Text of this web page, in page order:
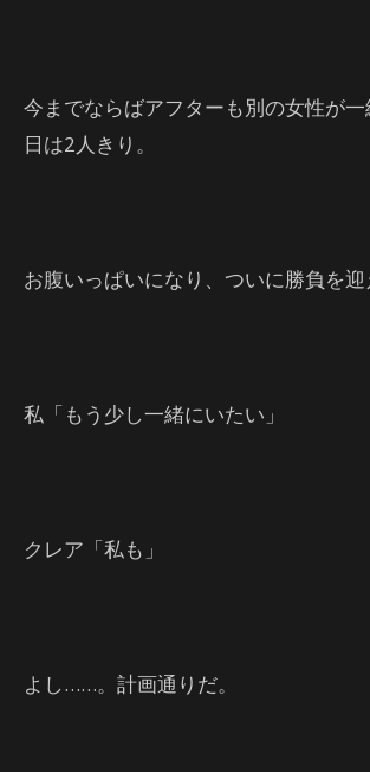
今までならばアフターも別の女性が
日は2人きり。
お腹いっぱいになり、ついに勝負を迎
私「もう少し一緒にいたい」
クレア「私も」
よし……。計画通りだ。